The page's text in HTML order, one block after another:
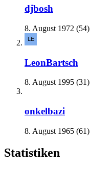
djbosh
8. August 1972 (54)
LeonBartsch
8. August 1995 (31)
onkelbazi
8. August 1965 (61)
Statistiken